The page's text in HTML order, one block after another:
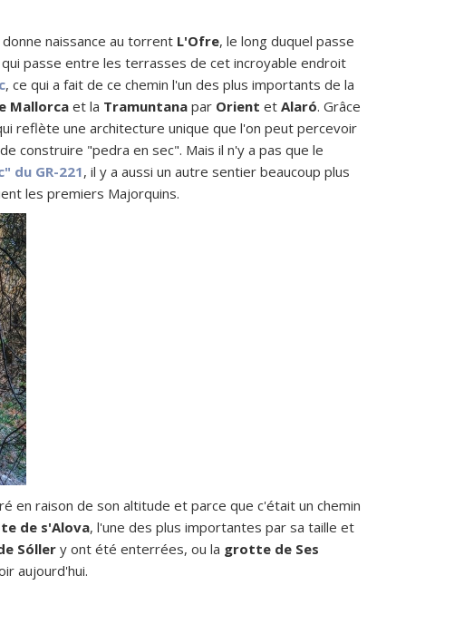
donne naissance au torrent L'Ofre, le long duquel passe
passe entre les terrasses de cet incroyable endroit
, ce qui a fait de ce chemin l'un des plus importants de la
Mallorca et la Tramuntana par Orient et Alaró. Grâce
reflète une architecture unique que l'on peut percevoir
construire "pedra en sec". Mais il n'y a pas que le
du GR-221, il y a aussi un autre sentier beaucoup plus
les premiers Majorquins.
en raison de son altitude et parce que c'était un chemin
de s'Alova, l'une des plus importantes par sa taille et
Sóller y ont été enterrées, ou la grotte de Ses
aujourd'hui.